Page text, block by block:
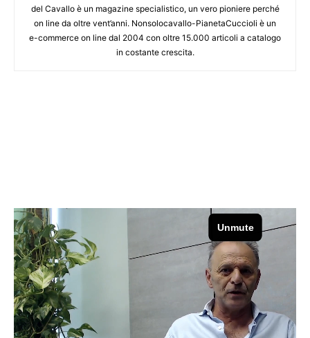
del Cavallo è un magazine specialistico, un vero pioniere perché
on line da oltre vent’anni. Nonsolocavallo-PianetaCuccioli è un
e-commerce on line dal 2004 con oltre 15.000 articoli a catalogo
in costante crescita.